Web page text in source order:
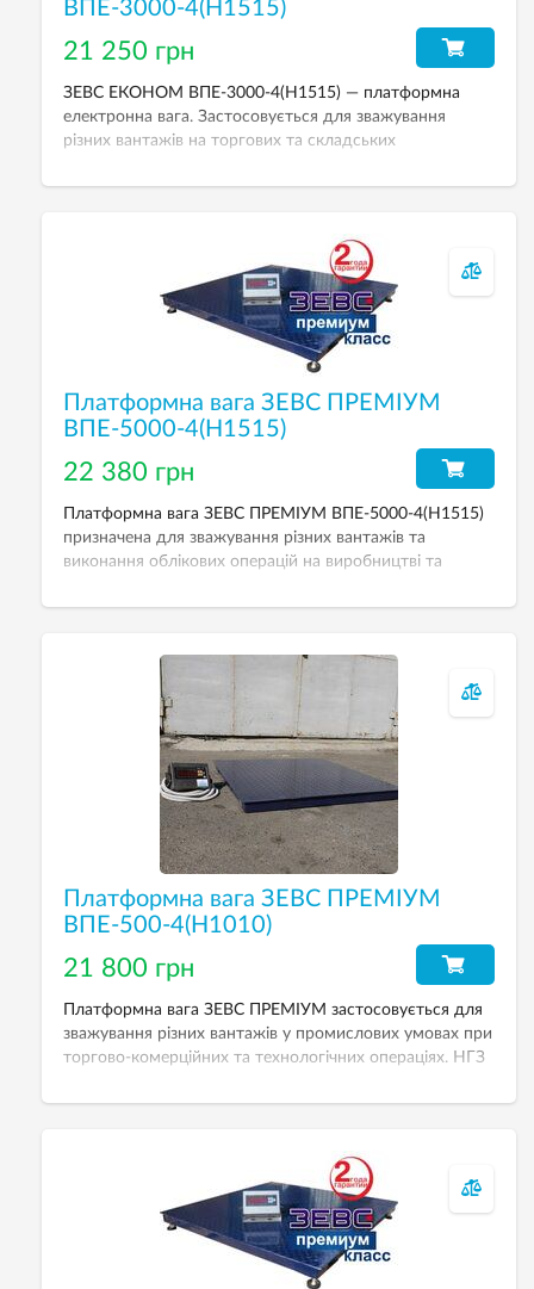
ВПЕ-3000-4(H1515)
21 250 грн
ЗЕВС ЕКОНОМ ВПЕ-3000-4(H1515) — платформна
електронна вага. Застосовується для зважування
різних вантажів на торгових та складських
Розмір платформи — 1500х1500 мм.
Платформна вага ЗЕВС ПРЕМІУМ
ВПЕ-5000-4(H1515)
22 380 грн
Платформна вага ЗЕВС ПРЕМІУМ ВПЕ-5000-4(H1515)
призначена для зважування різних вантажів та
виконання облікових операцій на виробництві та
платформи — 1500х1500 мм.
Платформна вага ЗЕВС ПРЕМІУМ
ВПЕ-500-4(H1010)
21 800 грн
Платформна вага ЗЕВС ПРЕМІУМ застосовується для
зважування різних вантажів у промислових умовах при
торгово-комерційних та технологічних операціях. НГЗ